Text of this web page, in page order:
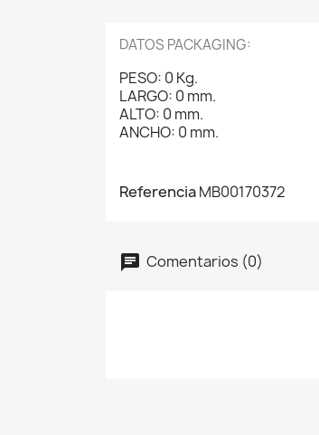
DATOS PACKAGING:
PESO: 0 Kg.
LARGO: 0 mm.
ALTO: 0 mm.
ANCHO: 0 mm.
ReferenciaMB00170372
Comentarios (0)